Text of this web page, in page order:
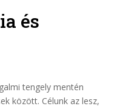
és
tengely mentén
között. Célunk az lesz,